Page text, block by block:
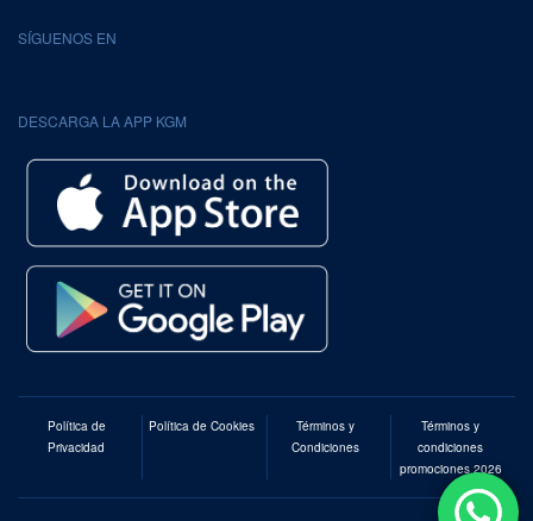
SÍGUENOS EN
DESCARGA LA APP KGM
Política de
Privacidad
Política de Cookies
Términos y
Condiciones
Términos y
condiciones
promociones 2026